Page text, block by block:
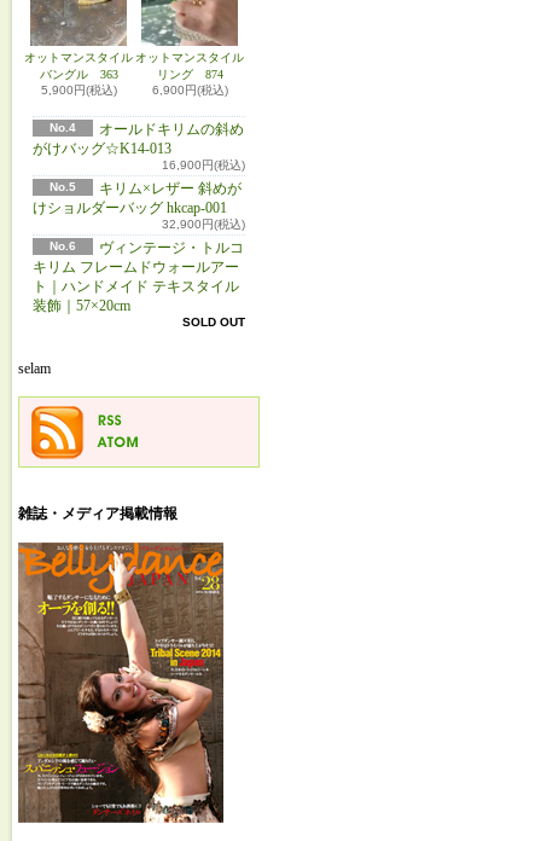
オットマンスタイル
バングル 363
5,900円(税込)
オットマンスタイル
リング 874
6,900円(税込)
No.4
オールドキリムの斜め
がけバッグ☆K14-013
16,900円(税込)
No.5
キリム×レザー 斜めが
けショルダーバッグ hkcap-001
32,900円(税込)
No.6
ヴィンテージ・トルコ
キリム フレームドウォールアー
ト｜ハンドメイド テキスタイル
装飾｜57×20cm
SOLD OUT
selam
雑誌・メディア掲載情報